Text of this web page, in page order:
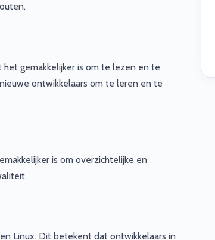
gemakkelijker is om te lezen en te
ontwikkelaars om te leren en te
is om overzichtelijke en
Linux. Dit betekent dat ontwikkelaars in